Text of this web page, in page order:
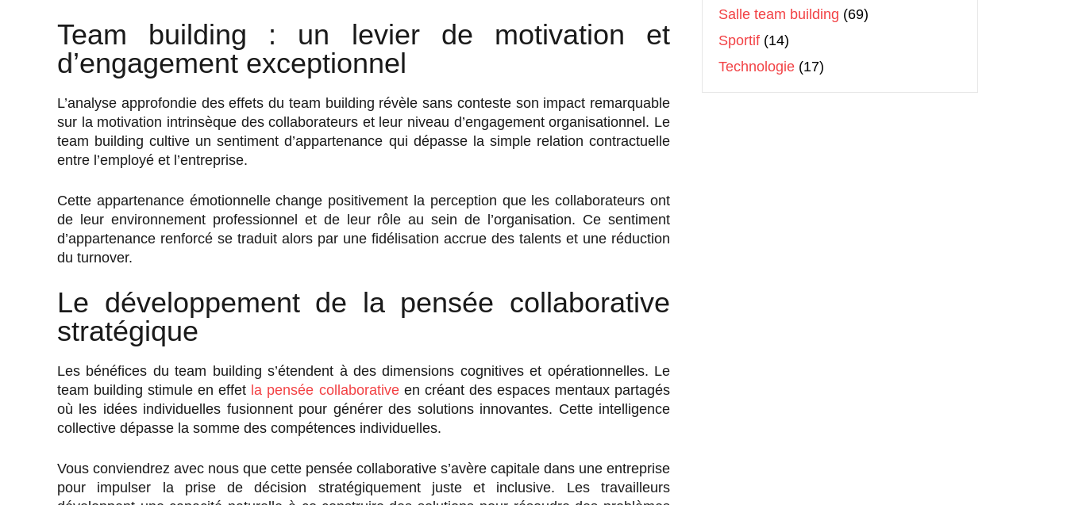
Team building : un levier de motivation et
d’engagement exceptionnel
L’analyse approfondie des effets du team building révèle sans conteste son impact remarquable
sur la motivation intrinsèque des collaborateurs et leur niveau d’engagement organisationnel. Le
team building cultive un sentiment d’appartenance qui dépasse la simple relation contractuelle
entre l’employé et l’entreprise.
Cette appartenance émotionnelle change positivement la perception que les collaborateurs ont
de leur environnement professionnel et de leur rôle au sein de l’organisation. Ce sentiment
d’appartenance renforcé se traduit alors par une fidélisation accrue des talents et une réduction
du turnover.
Le développement de la pensée collaborative
stratégique
Les bénéfices du team building s’étendent à des dimensions cognitives et opérationnelles. Le
team building stimule en effet la pensée collaborativeen créant des espaces mentaux partagés
où les idées individuelles fusionnent pour générer des solutions innovantes. Cette intelligence
collective dépasse la somme des compétences individuelles.
Vous conviendrez avec nous que cette pensée collaborative s’avère capitale dans une entreprise
pour impulser la prise de décision stratégiquement juste et inclusive. Les travailleurs
Salle team building (69)
Sportif (14)
Technologie (17)